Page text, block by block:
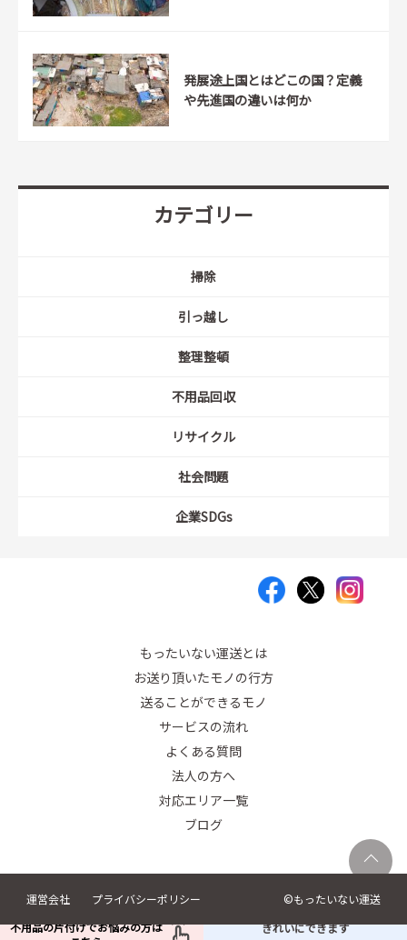
発展途上国とはどこの国？定義
や先進国の違いは何か
カテゴリー
掃除
引っ越し
整理整頓
不用品回収
リサイクル
社会問題
企業SDGs
不用品の片付けでお悩みの方は
きれいにできます
もったいない運送とは
お送り頂いたモノの行方
送ることができるモノ
サービスの流れ
よくある質問
法人の方へ
対応エリア一覧
ブログ
運営会社 プライバシーポリシー ©︎もったいない運送